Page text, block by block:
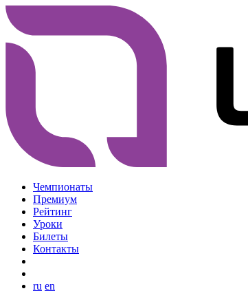
Чемпионаты
Премиум
Рейтинг
Уроки
Билеты
Контакты
ru en